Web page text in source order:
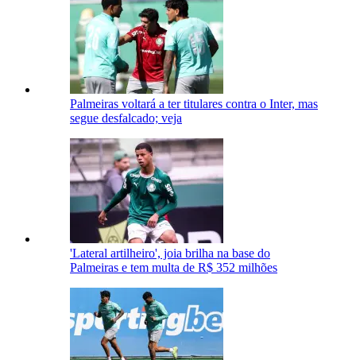
Palmeiras voltará a ter titulares contra o Inter, mas
segue desfalcado; veja
'Lateral artilheiro', joia brilha na base do
Palmeiras e tem multa de R$ 352 milhões